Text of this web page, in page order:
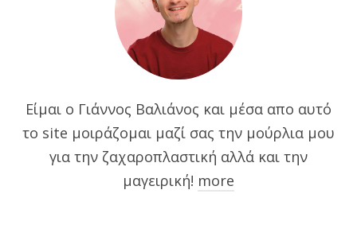
Είμαι ο Γιάννος Βαλιάνος και μέσα απο αυτό
το site μοιράζομαι μαζί σας την μούρλια μου
για την ζαχαροπλαστική αλλά και την
μαγειρική! more